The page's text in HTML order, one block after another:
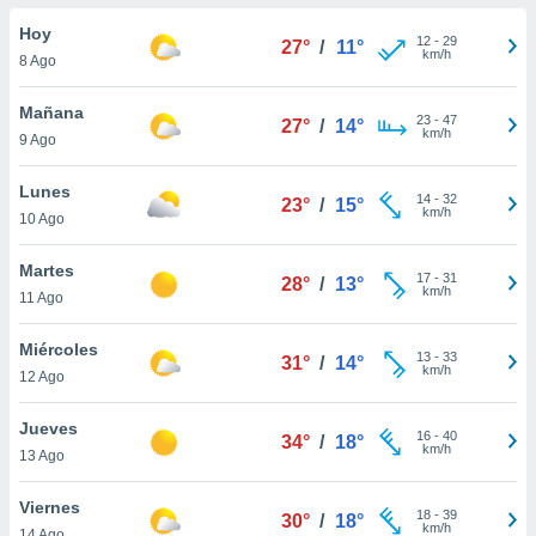
en
y
disponible
cookies
aceptar
Hoy
8 Ago
27° / 11° 12- 29
km/h
Mañana
9 Ago
27° / 14° 23- 47
km/h
Lunes
10 Ago
23° / 15° 14- 32
km/h
Martes
11 Ago
28° / 13° 17- 31
km/h
Miércoles
12 Ago
31° / 14° 13- 33
km/h
Jueves
13 Ago
34° / 18° 16- 40
km/h
Viernes
30° / 18° 18- 39
km/h